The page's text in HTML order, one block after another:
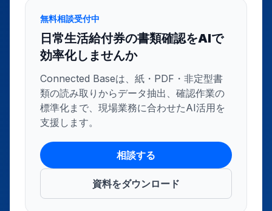
無料相談受付中
日常生活給付券の書類確認をAIで
効率化しませんか
Connected Baseは、紙・PDF・非定型書
類の読み取りからデータ抽出、確認作業の
標準化まで、現場業務に合わせたAI活用を
支援します。
相談する
資料をダウンロード